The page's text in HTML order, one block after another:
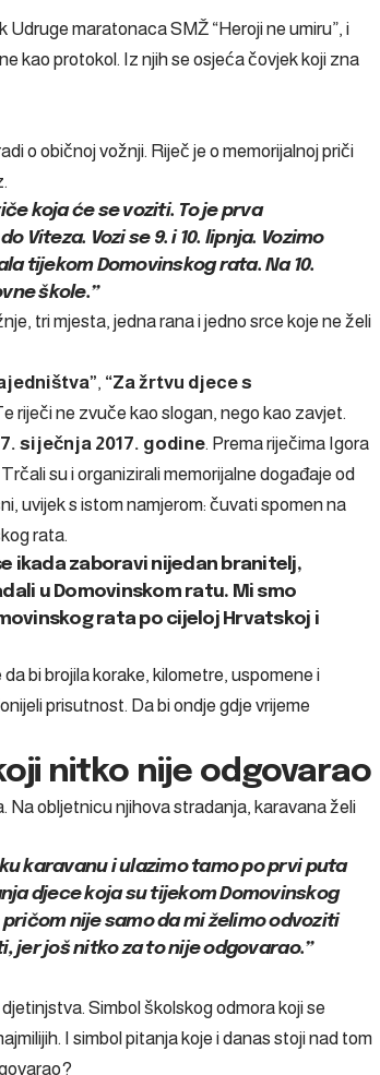
Udruge maratonaca SMŽ “Heroji ne umiru”, i
kao protokol. Iz njih se osjeća čovjek koji zna
o običnoj vožnji. Riječ je o memorijalnoj priči
koja će se voziti. To je prva
Viteza. Vozi se 9. i 10. lipnja. Vozimo
tijekom Domovinskog rata. Na 10.
škole.”
tri mjesta, jedna rana i jedno srce koje ne želi
, “Za žrtvu djece s
riječi ne zvuče kao slogan, nego kao zavjet.
siječnja 2017. godine. Prema riječima Igora
Trčali su i organizirali memorijalne događaje od
uvijek s istom namjerom: čuvati spomen na
rata.
ikada zaboravi nijedan branitelj,
u Domovinskom ratu. Mi smo
rata po cijeloj Hrvatskoj i
bi brojila korake, kilometre, uspomene i
prisutnost. Da bi ondje gdje vrijeme
nitko nije odgovarao
Na obljetnicu njihova stradanja, karavana želi
karavanu i ulazimo tamo po prvi puta
djece koja su tijekom Domovinskog
nije samo da mi želimo odvoziti
jer još nitko za to nije odgovarao.”
Simbol školskog odmora koji se
I simbol pitanja koje i danas stoji nad tom